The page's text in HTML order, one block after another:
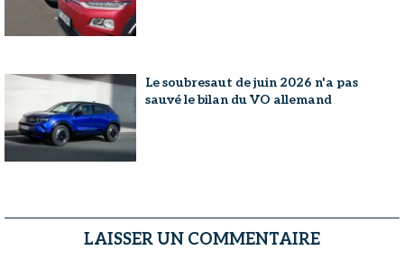
Le soubresaut de juin 2026 n'a pas
sauvé le bilan du VO allemand
LAISSER UN COMMENTAIRE